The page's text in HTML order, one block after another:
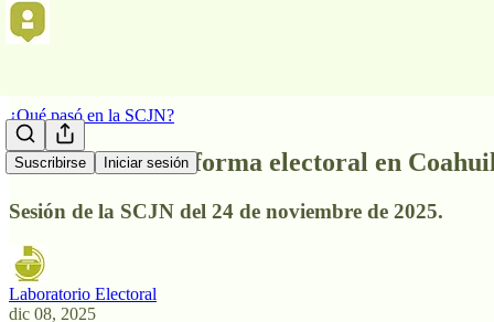
Suscribirse Iniciar sesión
¿Qué pasó en la SCJN?
SCJN analiza reforma electoral en
Sesión de la SCJN del 24 de noviembre de 2025.
Laboratorio Electoral
dic 08, 2025